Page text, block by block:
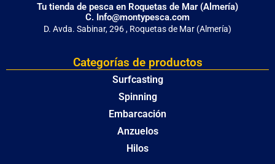
Tu tienda de pesca en Roquetas de Mar (Almería)
C. Info@montypesca.com
D. Avda. Sabinar, 296 , Roquetas de Mar (Almería)
Categorías de productos
Surfcasting
Spinning
Embarcación
Anzuelos
Hilos